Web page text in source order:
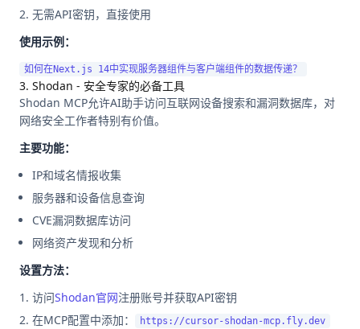
无需API密钥，直接使用
使用示例：
3. Shodan - 安全专家的必备工具
Shodan MCP允许AI助手访问互联网设备搜索和漏洞数据库，对
网络安全工作者特别有价值。
主要功能：
IP和域名情报收集
服务器和设备信息查询
CVE漏洞数据库访问
网络资产发现和分析
设置方法：
访问Shodan官网注册账号并获取API密钥
在MCP配置中添加：
https://cursor-shodan-mcp.fly.dev